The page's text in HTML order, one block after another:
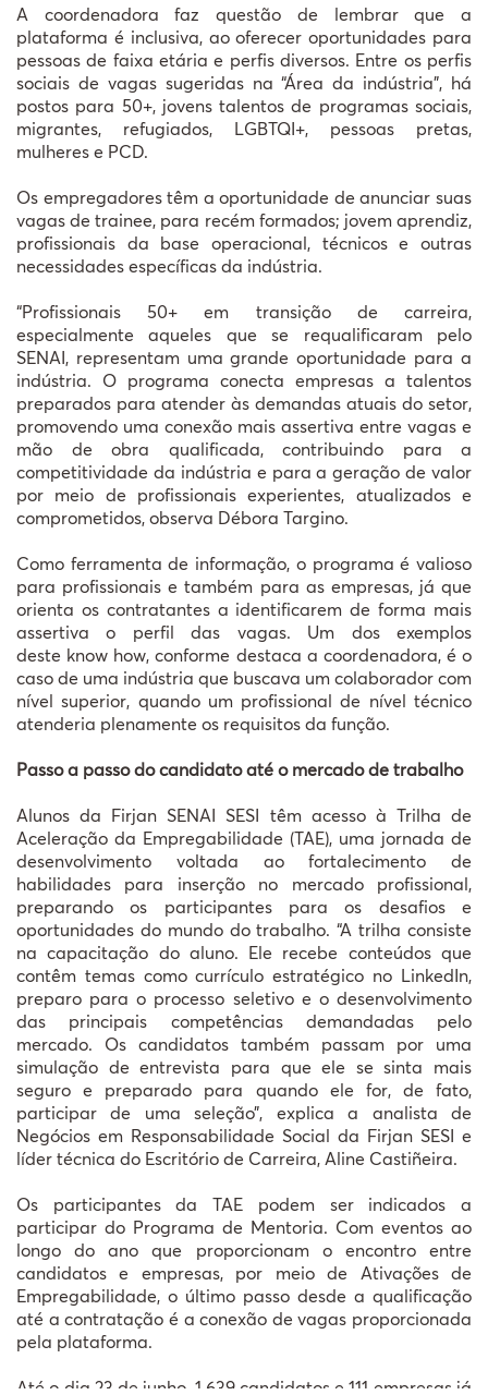
A coordenadora faz questão de lembrar que a
plataforma é inclusiva, ao oferecer oportunidades para
pessoas de faixa etária e perfis diversos. Entre os perfis
sociais de vagas sugeridas na “Área da indústria”, há
postos para 50+, jovens talentos de programas sociais,
migrantes, refugiados, LGBTQI+, pessoas pretas,
mulheres e PCD.
Os empregadores têm a oportunidade de anunciar suas
vagas de trainee, para recém formados; jovem aprendiz,
profissionais da base operacional, técnicos e outras
necessidades específicas da indústria.
“Profissionais 50+ em transição de carreira,
especialmente aqueles que se requalificaram pelo
SENAI, representam uma grande oportunidade para a
indústria. O programa conecta empresas a talentos
preparados para atender às demandas atuais do setor,
promovendo uma conexão mais assertiva entre vagas e
mão de obra qualificada, contribuindo para a
competitividade da indústria e para a geração de valor
por meio de profissionais experientes, atualizados e
comprometidos, observa Débora Targino.
Como ferramenta de informação, o programa é valioso
para profissionais e também para as empresas, já que
orienta os contratantes a identificarem de forma mais
assertiva o perfil das vagas. Um dos exemplos
deste know how, conforme destaca a coordenadora, é o
caso de uma indústria que buscava um colaborador com
nível superior, quando um profissional de nível técnico
atenderia plenamente os requisitos da função.
Passo a passo do candidato até o mercado de trabalho
Alunos da Firjan SENAI SESI têm acesso à Trilha de
Aceleração da Empregabilidade (TAE), uma jornada de
desenvolvimento voltada ao fortalecimento de
habilidades para inserção no mercado profissional,
preparando os participantes para os desafios e
oportunidades do mundo do trabalho. “A trilha consiste
na capacitação do aluno. Ele recebe conteúdos que
contêm temas como currículo estratégico no LinkedIn,
preparo para o processo seletivo e o desenvolvimento
das principais competências demandadas pelo
mercado. Os candidatos também passam por uma
simulação de entrevista para que ele se sinta mais
seguro e preparado para quando ele for, de fato,
participar de uma seleção”, explica a analista de
Negócios em Responsabilidade Social da Firjan SESI e
líder técnica do Escritório de Carreira, Aline Castiñeira.
Os participantes da TAE podem ser indicados a
participar do Programa de Mentoria. Com eventos ao
longo do ano que proporcionam o encontro entre
candidatos e empresas, por meio de Ativações de
Empregabilidade, o último passo desde a qualificação
até a contratação é a conexão de vagas proporcionada
pela plataforma.
Até o dia 23 de junho, 1.639 candidatos e 111 empresas já